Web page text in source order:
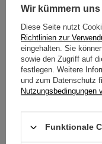
Wir kümmern
Diese Seite nutzt
Richtlinien zur
eingehalten. Sie
sowie den Zugriff auf
festlegen. Weitere
und zum Datenschutz
Nutzungsbedingungen
Funktionale